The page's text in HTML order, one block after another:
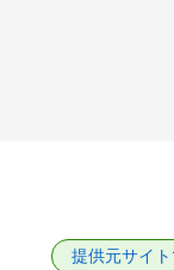
提供元サイ